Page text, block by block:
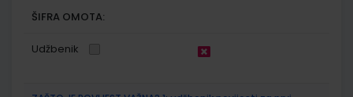
ŠIFRA OMOTA:
Udžbenik